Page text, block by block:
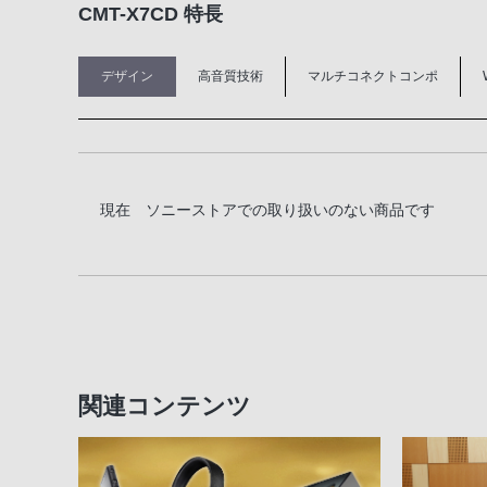
CMT-X7CD 特長
デザイン 高音質技術 マルチコネクトコンポ
現在 ソニーストアでの取り扱いのない商品です
関連コンテンツ